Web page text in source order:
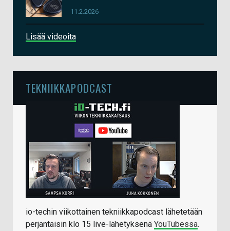
11.2.2026
Lisää videoita
TEKNIIKKAPODCAST
io-techin viikottainen tekniikkapodcast lähetetään
perjantaisin klo 15 live-lähetyksenä YouTubessa.